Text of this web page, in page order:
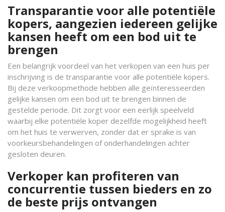
Transparantie voor alle potentiële
kopers, aangezien iedereen gelijke
kansen heeft om een bod uit te
brengen
Een belangrijk voordeel van het verkopen van een huis per
inschrijving is de transparantie voor alle potentiële kopers.
Bij deze verkoopmethode hebben alle geïnteresseerden
gelijke kansen om een bod uit te brengen binnen de
gestelde periode. Dit zorgt voor een eerlijk speelveld
waarbij elke potentiële koper dezelfde mogelijkheid heeft
om het huis te verwerven, zonder dat er sprake is van
voorkeursbehandelingen of onderhandelingen achter
gesloten deuren.
Verkoper kan profiteren van
concurrentie tussen bieders en zo
de beste prijs ontvangen